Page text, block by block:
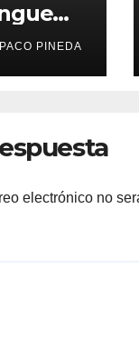
PACO PINEDA
electrónico no